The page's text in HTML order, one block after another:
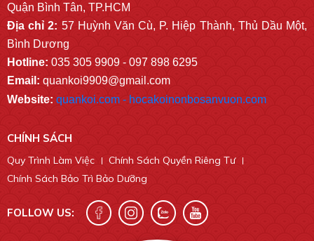
Quận Bình Tân, TP.HCM
Địa chỉ 2: 57 Huỳnh Văn Cù, P. Hiệp Thành, Thủ Dầu Một,
Bình Dương
Hotline: 035 305 9909 - 097 898 6295
Email: quankoi9909@gmail.com
Website: quankoi.com - hocakoinonbosanvuon.com
CHÍNH SÁCH
Quy Trình Làm Việc
Chính Sách Quyền Riêng Tư
Chính Sách Bảo Trì Bảo Dưỡng
FOLLOW US: